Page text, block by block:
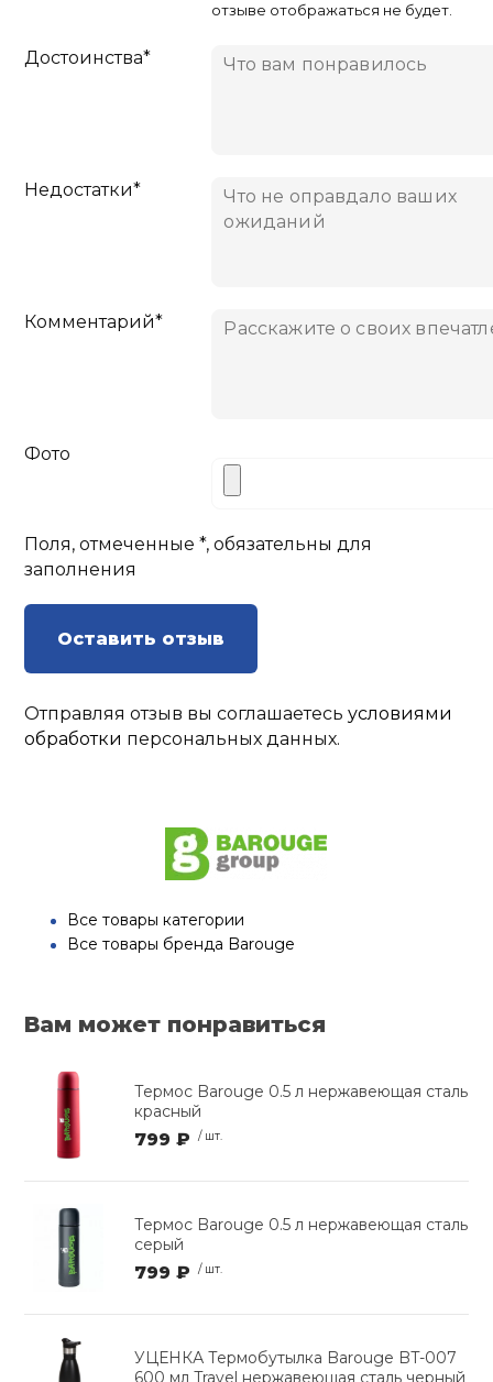
отзыве отображаться не будет.
Достоинства*
Недостатки*
Комментарий*
Фото
Поля, отмеченные *, обязательны для
заполнения
Оставить отзыв
Отправляя отзыв вы соглашаетесьусловиями
обработки персональных данных.
Все товары категории
Все товары бренда Barouge
Вам может понравиться
Термос Barouge 0.5 л нержавеющая сталь
красный
799 ₽ / шт.
Термос Barouge 0.5 л нержавеющая сталь
серый
799 ₽ / шт.
УЦЕНКА Термобутылка Barouge BT-007
600 мл Travel нержавеющая сталь черный